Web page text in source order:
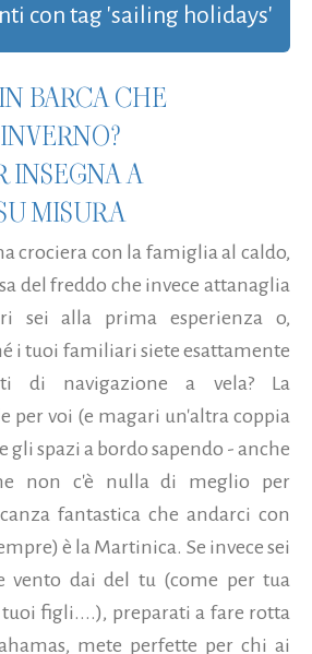
con tag 'sailing holidays'
BARCA CHE
INSEGNA A
MISURA
crociera con la famiglia al caldo,
del freddo che invece attanaglia
sei alla prima esperienza o,
i tuoi familiari siete esattamente
di navigazione a vela? La
per voi (e magari un'altra coppia
gli spazi a bordo sapendo - anche
non c'è nulla di meglio per
fantastica che andarci con
è la Martinica. Se invece sei
vento dai del tu (come per tua
figli....), preparati a fare rotta
mete perfette per chi ai